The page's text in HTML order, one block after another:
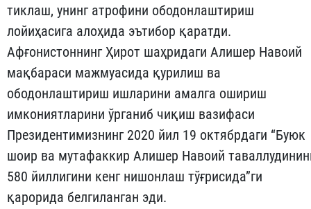
тиклаш, унинг атрофини ободонлаштириш
лойиҳасига алоҳида эътибор қаратди.
Афғонистоннинг Ҳирот шаҳридаги Алишер Навоий
мақбараси мажмуасида қурилиш ва
ободонлаштириш ишларини амалга ошириш
имкониятларини ўрганиб чиқиш вазифаси
Президентимизнинг 2020 йил 19 октябрдаги “Буюк
шоир ва мутафаккир Алишер Навоий
580 йиллигини кенг нишонлаш тўғрисида”ги
қарорида белгиланган эди.